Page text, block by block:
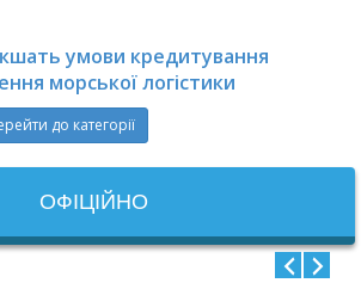
контролю та
хвороб
«Південно-
екологічна
умови кредитування
морської логістики
до категорії
ОФIЦIЙНО